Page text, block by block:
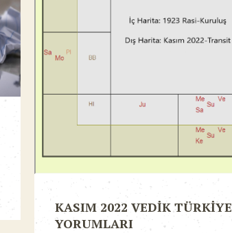
KASIM 2022 VEDİK TÜRKİYE
YORUMLARI